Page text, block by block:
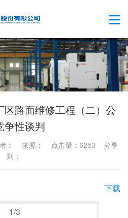
路面维修工程（二）公
争性谈判
： 来源： 点击量：6253 分享
到：
下载
1/3